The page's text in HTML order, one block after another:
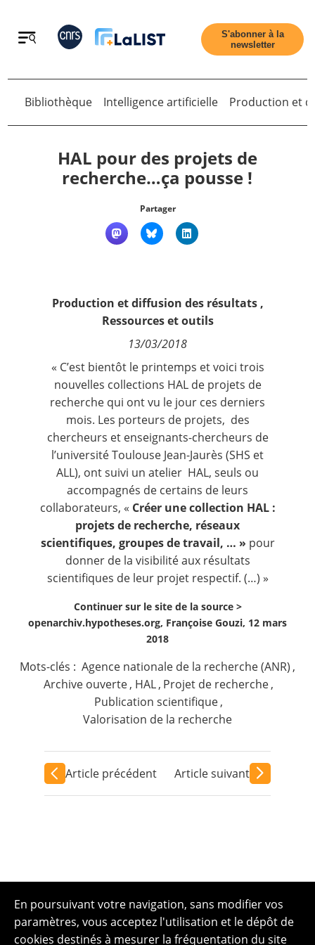
Retour
Nous suivre
S'abonner à la
newsletter
Retour
Bibliothèque Intelligence artificielle Production et
HAL pour des projets de
recherche…ça pousse !
Partager
Production et diffusion des résultats,
Ressources et outils
13/03/2018
« C’est bientôt le printemps et voici trois
nouvelles collections HAL de projets de
recherche qui ont vu le jour ces derniers
mois. Les porteurs de projets, des
chercheurs et enseignants-chercheurs de
l’université Toulouse Jean-Jaurès (SHS et
ALL), ont suivi un atelier HAL, seuls ou
accompagnés de certains de leurs
collaborateurs, « Créer une collection HAL :
projets de recherche, réseaux
scientifiques, groupes de travail, … » pour
donner de la visibilité aux résultats
scientifiques de leur projet respectif. (…) »
Continuer sur le site de la source >
openarchiv.hypotheses.org, Françoise Gouzi, 12 mars
2018
Mots-clés : Agence nationale de la recherche (ANR) ,
Archive ouverte, HAL , Projet de recherche,
Publication scientifique,
Valorisation de la recherche
Article précédent Article suivant
En poursuivant votre navigation, sans modifier vos
paramètres, vous acceptez l'utilisation et le dépôt de
cookies destinés à mesurer la fréquentation du site